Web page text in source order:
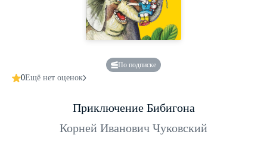
По подписке
0Ещё нет оценок
Приключение Бибигона
Корней Иванович Чуковский